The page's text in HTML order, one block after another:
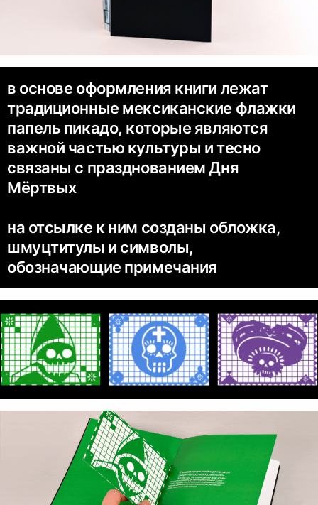
в основе оформления книги лежат
традиционные мексиканские флажки
папель пикадо, которые являются
важной частью культуры и тесно
связаны с празднованием Дня
Мёртвых
на отсылке к ним созданы обложка,
шмуцтитулы и символы,
обозначающие примечания